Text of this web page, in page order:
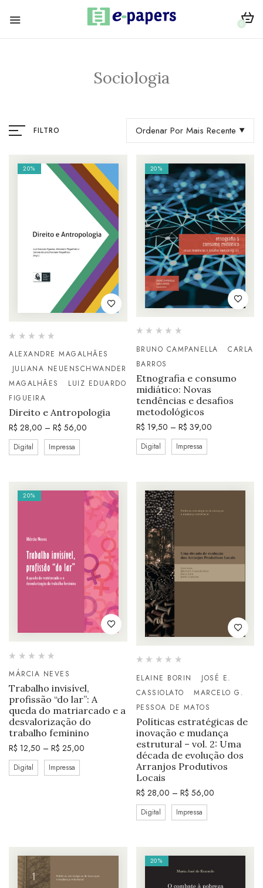
0
Sociologia
FILTRO Ordenar Por Mais Recente
20%
ALEXANDRE MAGALHÃES
JULIANA NEUENSCHWANDER
MAGALHÃES
LUIZ EDUARDO
FIGUEIRA
Direito e Antropologia
R$ 28,00 – R$ 56,00
Digital Impressa
20%
BRUNO CAMPANELLA
CARLA
BARROS
Etnografia e consumo
midiático: Novas
tendências e desafios
metodológicos
R$ 19,50 – R$ 39,00
Digital Impressa
20%
MÁRCIA NEVES
Trabalho invisível,
profissão “do lar”: A
queda do matriarcado e a
desvalorização do
trabalho feminino
R$ 12,50 – R$ 25,00
Digital Impressa
ELAINE BORIN
JOSÉ E.
CASSIOLATO
MARCELO G.
PESSOA DE MATOS
Políticas estratégicas de
inovação e mudança
estrutural – vol. 2: Uma
década de evolução dos
Arranjos Produtivos
Locais
R$ 28,00 – R$ 56,00
Digital Impressa
20%